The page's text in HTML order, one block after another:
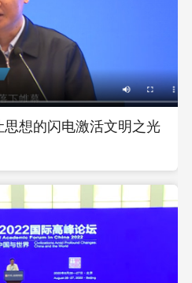
思想的闪电激活文明之光